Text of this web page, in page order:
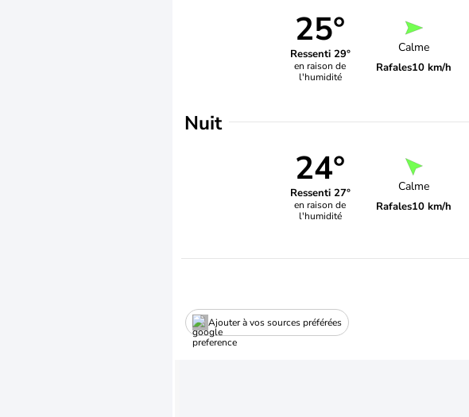
25°
Ressenti 29°
en raison de
l'humidité
Calme
Rafales10 km/h
Nuit
24°
Ressenti 27°
en raison de
l'humidité
Calme
Rafales10 km/h
Ajouter à vos sources préférées